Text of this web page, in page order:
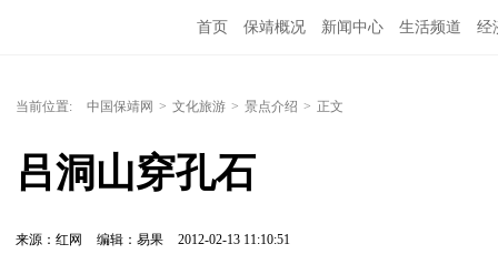
首页 保靖概况 新闻中心 生活频道 经
当前位置: 中国保靖网 > 文化旅游 > 景点介绍 > 正文
吕洞山穿孔石
来源：红网 编辑：易果 2012-02-13 11:10:51